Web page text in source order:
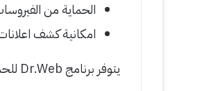
الحماية من
امكانية كشف
يتوفر برنامج Dr.Web للحماية من الفيروسات والتروجنات على كافة الانظمة تقريباً ويعمل على كافة الاجهزة